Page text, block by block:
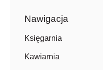
Nawigacja
Księgarnia
Kawiarnia